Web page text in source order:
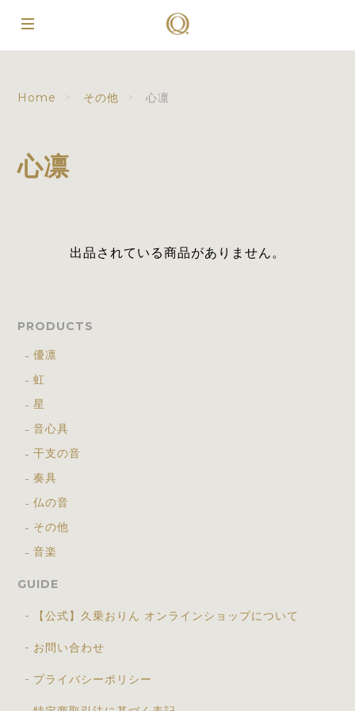
Home その他 心凛
心凛
出品されている商品がありません。
PRODUCTS
優凛
虹
星
音心具
干支の音
奏具
仏の音
その他
音楽
GUIDE
【公式】久乗おりん オンラインショップについて
お問い合わせ
プライバシーポリシー